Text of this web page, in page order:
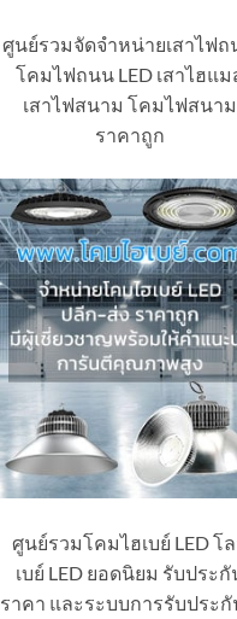
ศูนย์รวมจัดจำหน่ายเสาไฟ
โคมไฟถนน LED เสาไฮแม
เสาไฟสนาม โคมไฟสนาม
ราคาถูก
ศูนย์รวมโคมไฮเบย์ LED โ
เบย์ LED ยอดนิยม รับประกั
ราคา และระบบการรับประ